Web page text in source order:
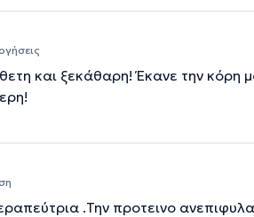
και ξεκάθαρη! Έκανε την
.Την προτεινο